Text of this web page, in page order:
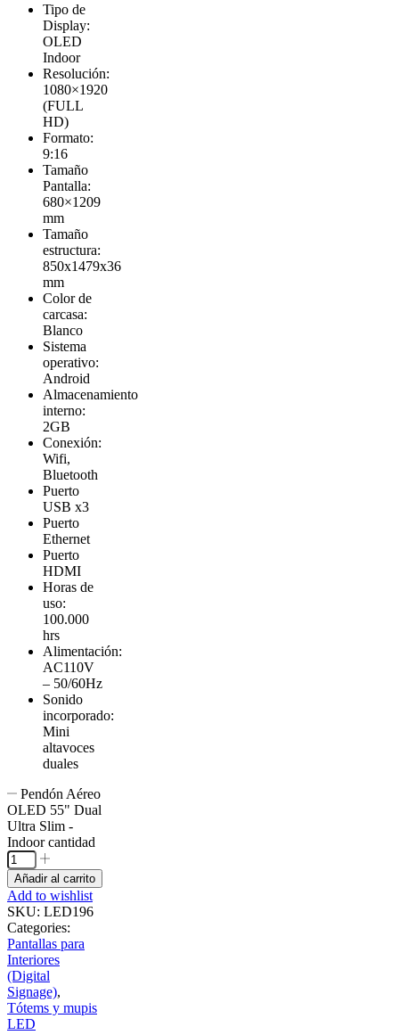
Tipo de
Display:
OLED
Indoor
Resolución:
1080×1920
(FULL
HD)
Formato:
9:16
Tamaño
Pantalla:
680×1209
mm
Tamaño
estructura:
850x1479x36
mm
Color de
carcasa:
Blanco
Sistema
operativo:
Android
Almacenamiento
interno:
2GB
Conexión:
Wifi,
Bluetooth
Puerto
USB x3
Puerto
Ethernet
Puerto
HDMI
Horas de
uso:
100.000
hrs
Alimentación:
AC110V
– 50/60Hz
Sonido
incorporado:
Mini
altavoces
duales
Pendón Aéreo
OLED 55" Dual
Ultra Slim -
Indoor cantidad
Añadir al carrito
Add to wishlist
SKU: LED196
Categories:
Pantallas para
Interiores
(Digital
Signage),
Tótems y mupis
LED